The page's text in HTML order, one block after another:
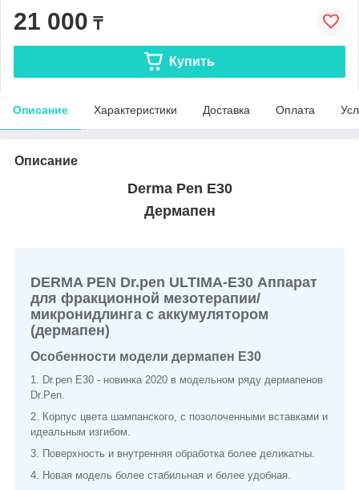
21 000 ₸
Купить
Описание Характеристики Доставка Оплата
Описание
Derma Pen E30
Дермапен
DERMA PEN Dr.pen ULTIMA-E30 Аппарат
для фракционной мезотерапии/
микронидлинга с аккумулятором
(дермапен)
Особенности модели дермапен Е30
1. Dr.pen E30 - новинка 2020 в модельном ряду дермапенов
Dr.Pen.
2. Корпус цвета шампанского, с позолоченными вставками и
идеальным изгибом.
3. Поверхность и внутренняя обработка более деликатны.
4. Новая модель более стабильная и более удобная.